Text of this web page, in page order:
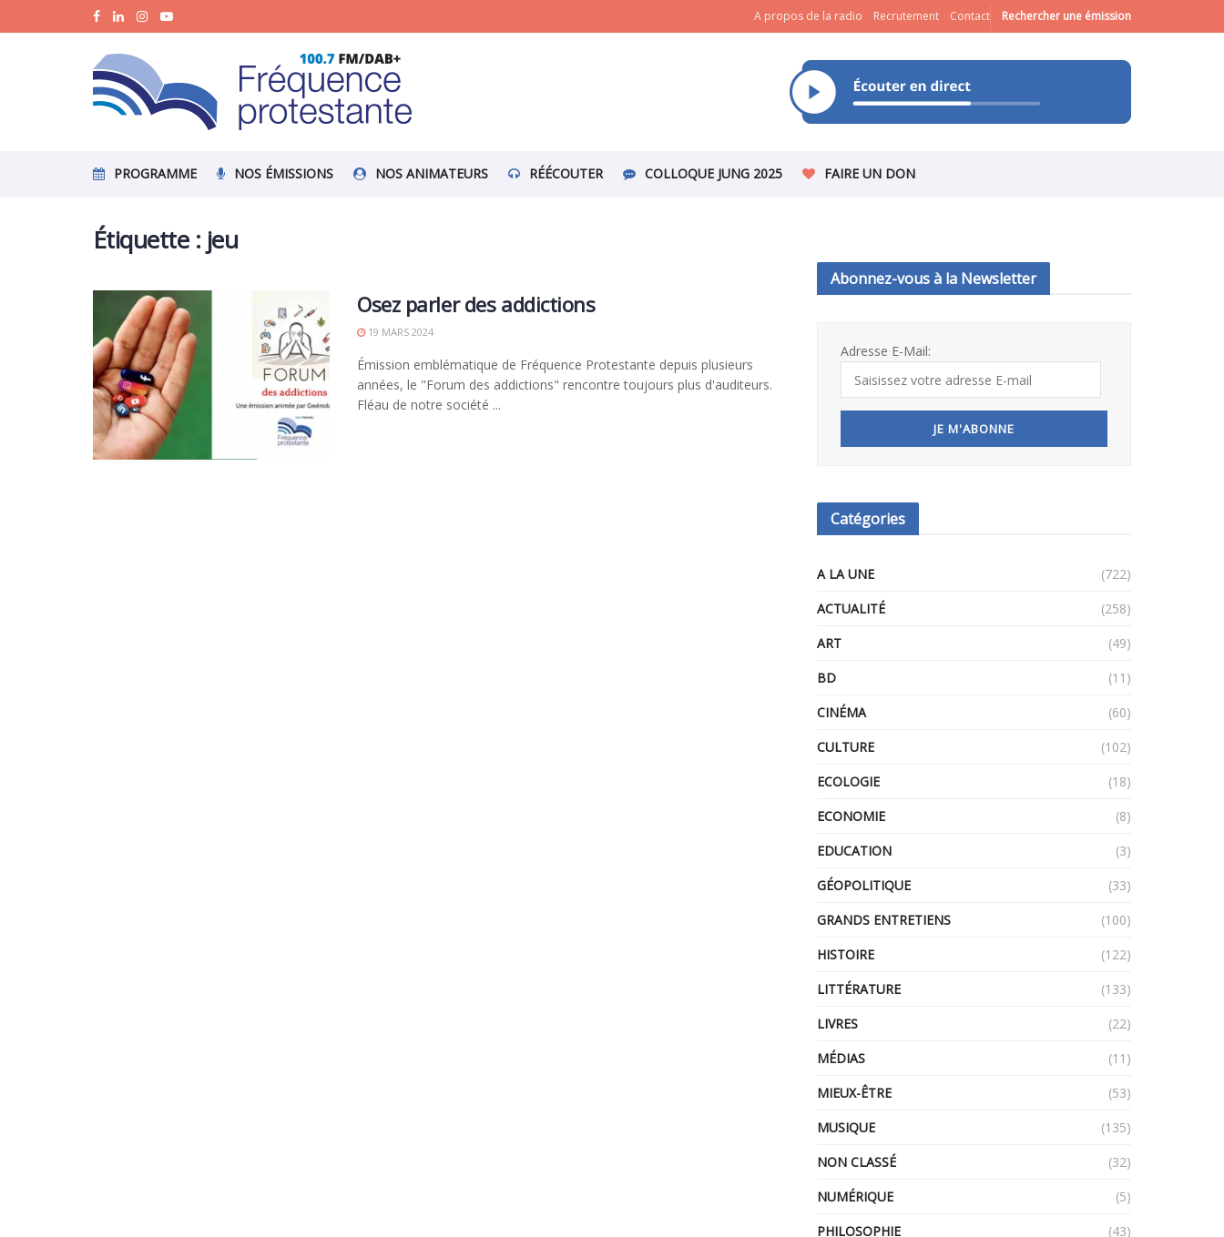
A propos de la radio Recrutement Contact Rechercher une émission
PROGRAMME NOS ÉMISSIONS NOS ANIMATEURS RÉÉCOUTER COLLOQUE JUNG 2025 FAIRE UN DON
Étiquette : jeu
Osez parler des addictions
19 MARS 2024
Émission emblématique de Fréquence Protestante depuis plusieurs
années, le "Forum des addictions" rencontre toujours plus d'auditeurs.
Fléau de notre société ...
Abonnez-vous à la Newsletter
Adresse E-Mail:
Catégories
A LA UNE
(722)
ACTUALITÉ
(258)
ART
(49)
BD
(11)
CINÉMA
(60)
CULTURE
(102)
ECOLOGIE
(18)
ECONOMIE
(8)
EDUCATION
(3)
GÉOPOLITIQUE
(33)
GRANDS ENTRETIENS
(100)
HISTOIRE
(122)
LITTÉRATURE
(133)
LIVRES
(22)
MÉDIAS
(11)
MIEUX-ÊTRE
(53)
MUSIQUE
(135)
NON CLASSÉ
(32)
NUMÉRIQUE
(5)
PHILOSOPHIE
(43)